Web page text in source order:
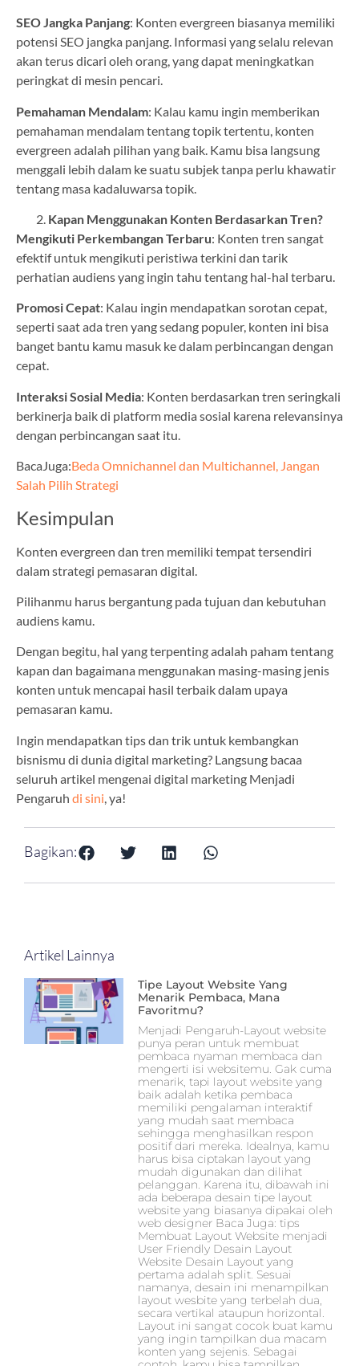
SEO Jangka Panjang: Konten evergreen biasanya memiliki
potensi SEO jangka panjang. Informasi yang selalu relevan
akan terus dicari oleh orang, yang dapat meningkatkan
peringkat di mesin pencari.
Pemahaman Mendalam: Kalau kamu ingin memberikan
pemahaman mendalam tentang topik tertentu, konten
evergreen adalah pilihan yang baik. Kamu bisa langsung
menggali lebih dalam ke suatu subjek tanpa perlu khawatir
tentang masa kadaluwarsa topik.
Kapan Menggunakan Konten Berdasarkan Tren?
Mengikuti Perkembangan Terbaru: Konten tren sangat
efektif untuk mengikuti peristiwa terkini dan tarik
perhatian audiens yang ingin tahu tentang hal-hal terbaru.
Promosi Cepat: Kalau ingin mendapatkan sorotan cepat,
seperti saat ada tren yang sedang populer, konten ini bisa
banget bantu kamu masuk ke dalam perbincangan dengan
cepat.
Interaksi Sosial Media: Konten berdasarkan tren seringkali
berkinerja baik di platform media sosial karena relevansinya
dengan perbincangan saat itu.
BacaJuga:Beda Omnichannel dan Multichannel, Jangan
Salah Pilih Strategi
Kesimpulan
Konten evergreen dan tren memiliki tempat tersendiri
dalam strategi pemasaran digital.
Pilihanmu harus bergantung pada tujuan dan kebutuhan
audiens kamu.
Dengan begitu, hal yang terpenting adalah paham tentang
kapan dan bagaimana menggunakan masing-masing jenis
konten untuk mencapai hasil terbaik dalam upaya
pemasaran kamu.
Ingin mendapatkan tips dan trik untuk kembangkan
bisnismu di dunia digital marketing? Langsung bacaa
seluruh artikel mengenai digital marketing Menjadi
Pengaruh di sini , ya!
Bagikan:
Artikel Lainnya
Tipe Layout Website Yang
Menarik Pembaca, Mana
Favoritmu?
Menjadi Pengaruh-Layout website
punya peran untuk membuat
pembaca nyaman membaca dan
mengerti isi websitemu. Gak cuma
menarik, tapi layout website yang
baik adalah ketika pembaca
memiliki pengalaman interaktif
yang mudah saat membaca
sehingga menghasilkan respon
positif dari mereka. Idealnya, kamu
harus bisa ciptakan layout yang
mudah digunakan dan dilihat
pelanggan. Karena itu, dibawah ini
ada beberapa desain tipe layout
website yang biasanya dipakai oleh
web designer Baca Juga: tips
Membuat Layout Website menjadi
User Friendly Desain Layout
Website Desain Layout yang
pertama adalah split. Sesuai
namanya, desain ini menampilkan
layout wesbite yang terbelah dua,
secara vertikal ataupun horizontal.
Layout ini sangat cocok buat kamu
yang ingin tampilkan dua macam
konten yang sejenis. Sebagai